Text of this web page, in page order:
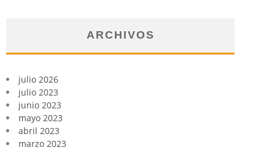
ARCHIVOS
julio 2026
julio 2023
junio 2023
mayo 2023
abril 2023
marzo 2023